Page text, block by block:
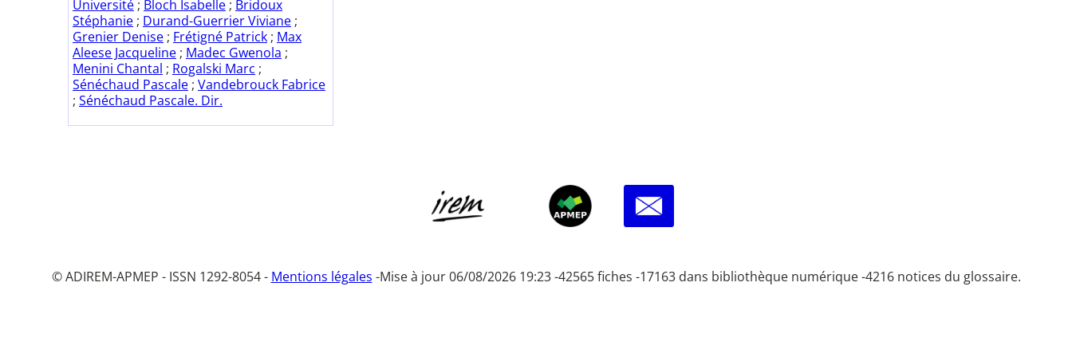
Université ; Bloch Isabelle ; Bridoux
Stéphanie ; Durand-Guerrier Viviane ;
Grenier Denise ; Frétigné Patrick ; Max
Aleese Jacqueline ; Madec Gwenola ;
Menini Chantal ; Rogalski Marc ;
Sénéchaud Pascale ; Vandebrouck Fabrice
; Sénéchaud Pascale. Dir.
© ADIREM-APMEP - ISSN 1292-8054 - Mentions légales -Mise à jour 06/08/2026 19:23 -42565 fiches -17163 dans bibliothèque numérique -4216 notices du glossaire.